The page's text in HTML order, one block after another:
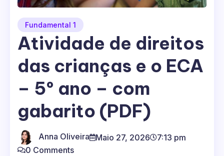
Fundamental 1
Atividade de direitos
das crianças e o ECA
– 5º ano – com
gabarito (PDF)
Anna Oliveira Maio 27, 2026
7:13 pm
0 Comments